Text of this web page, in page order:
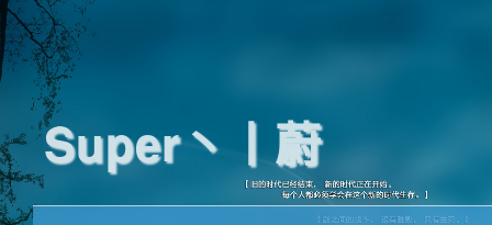
Super丶丨蔚